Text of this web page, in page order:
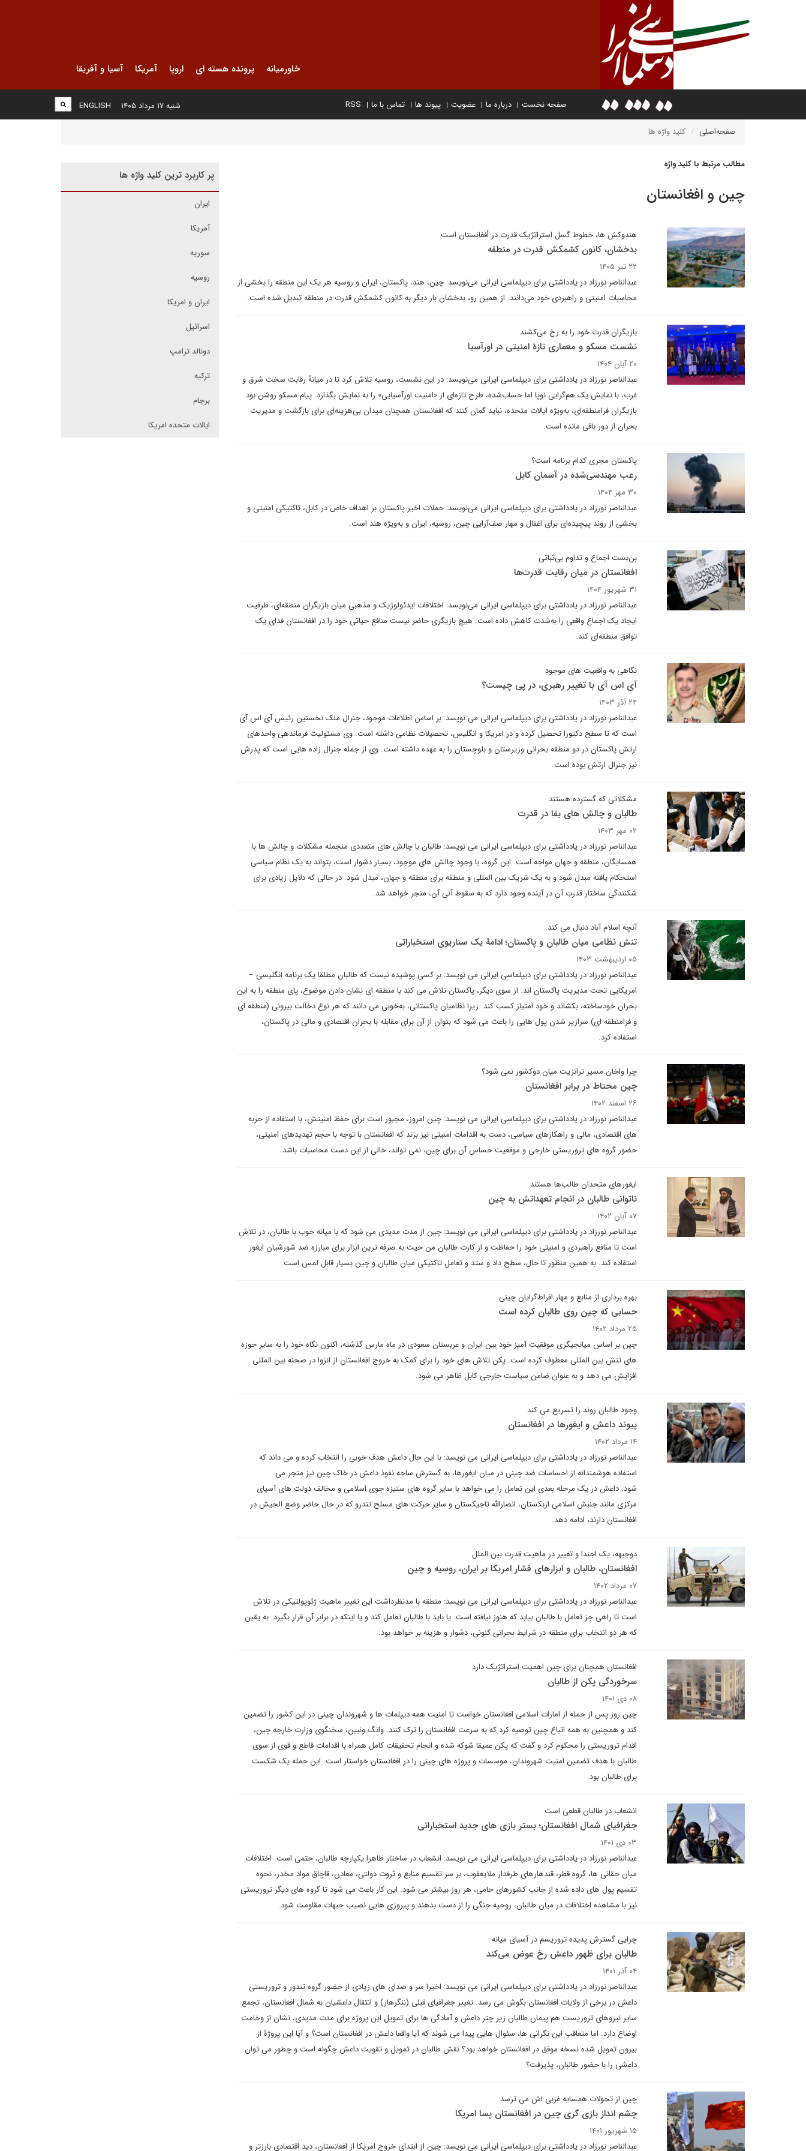
خاورمیانه پرونده هسته ای اروپا آمریکا آسیا و آفریقا
صفحه نخست درباره ما عضویت پیوند ها تماس با ما RSS
ENGLISH شنبه ۱۷ مرداد ۱۴۰۵
صفحه‌اصلی کلید واژه ها
مطالب مرتبط با کلید واژه
چین و افغانستان
هندوکش ها، خطوط گسل استراتژیک قدرت در أفغانستان است
بدخشان، کانون کشمکش قدرت در منطقه
۲۲ تیر ۱۴۰۵
عبدالناصر نورزاد در یادداشتی برای دیپلماسی ایرانی می‌نویسد: چین، هند، پاکستان، ایران و روسیه هر یک این منطقه را بخشی از
محاسبات امنیتی و راهبردی خود می‌دانند. از همین رو، بدخشان بار دیگر به کانون کشمکش قدرت در منطقه تبدیل شده است.
بازیگران قدرت خود را به رخ می‌کشند
نشست مسکو و معماری تازهٔ امنیتی در اورآسیا
۲۰ آبان ۱۴۰۴
عبدالناصر نورزاد در یادداشتی برای دیپلماسی ایرانی می‌نویسد: در این نشست، روسیه تلاش کرد تا در میانهٔ رقابت سخت شرق و
غرب، با نمایش یک هم‌گرایی نوپا اما حساب‌شده، طرح تازه‌ای از «امنیت اورآسیایی» را به نمایش بگذارد. پیام مسکو روشن بود:
بازیگران فرامنطقه‌ای، به‌ویژه ایالات متحده، نباید گمان کنند که افغانستان همچنان میدان بی‌هزینه‌ای برای بازگشت و مدیریت
بحران از دور باقی مانده است.
پاکستان مجری کدام برنامه است؟
رعب مهندسی‌شده در آسمان کابل
۳۰ مهر ۱۴۰۴
عبدالناصر نورزاد در یادداشتی برای دیپلماسی ایرانی می‌نویسد: حملات اخیر پاکستان بر اهداف خاص در کابل، تاکتیکی امنیتی و
بخشی از روند پیچیده‌ای برای اغفال و مهار صف‌آرایی چین، روسیه، ایران و به‌ویژه هند است.
بن‌بست اجماع و تداوم بی‌ثباتی
افغانستان در میان رقابت قدرت‌ها
۳۱ شهریور ۱۴۰۴
عبدالناصر نورزاد در یادداشتی برای دیپلماسی ایرانی می‌نویسد: اختلافات ایدئولوژیک و مذهبی میان بازیگران منطقه‌ای، ظرفیت
ایجاد یک اجماع واقعی را به‌شدت کاهش داده است. هیچ بازیگری حاضر نیست منافع حیاتی خود را در افغانستان فدای یک
توافق منطقه‌ای کند.
نگاهی به واقعیت های موجود
آی اس آی با تغییر رهبری، در پی چیست؟
۲۴ آذر ۱۴۰۳
عبدالناصر نورزاد در یادداشتی برای دیپلماسی ایرانی می نویسد: بر اساس اطلاعات موجود، جنرال ملک نخستین رئیس آی اس آی
است که تا سطح دکتورا تحصیل کرده و در امریکا و انگلیس، تحصیلات نظامی داشته است. وی مسئولیت فرماندهی واحدهای
ارتش پاکستان در دو منطقه بحرانی وزیرستان و بلوچستان را به عهده داشته است. وی از جمله جنرال زاده هایی است که پدرش
نیز جنرال ارتش بوده است.
مشکلاتی که گسترده هستند
طالبان و چالش های بقا در قدرت
۰۲ مهر ۱۴۰۳
عبدالناصر نورزاد در یادداشتی برای دیپلماسی ایرانی می نویسد: طالبان با چالش های متعددی منجمله مشکلات و چالش ها با
همسایگان، منطقه و جهان مواجه است. این گروه، با وجود چالش های موجود، بسیار دشوار است، بتواند به یک نظام سیاسی
استحکام یافته مبدل شود و به یک شریک بین المللی و منطقه برای منطقه و جهان، مبدل شود. در حالی که دلایل زیادی برای
شکنندگی ساختار قدرت آن در آینده وجود دارد که به سقوط آنی آن، منجر خواهد شد.
آنچه اسلام آباد دنبال می کند
تنش نظامی میان طالبان و پاکستان؛ ادامۀ یک سناریوی استخباراتی
۰۵ اردیبهشت ۱۴۰۳
عبدالناصر نورزاد در یادداشتی برای دیپلماسی ایرانی می نویسد: بر کسی پوشیده نیست که طالبان مطلقا یک برنامه انگلیسی –
امریکایی تحت مدیریت پاکستان اند. از سوی دیگر، پاکستان تلاش می کند با منطقه ای نشان دادن موضوع، پای منطقه را به این
بحران خودساخته، بکشاند و خود امتیاز کسب کند. زیرا نظامیان پاکستانی، به‌خوبی می دانند که هر نوع دخالت بیرونی (منطقه ای
و فرامنطقه ای) سرازیر شدن پول هایی را باعث می شود که بتوان از آن برای مقابله با بحران اقتصادی و مالی در پاکستان،
استفاده کرد.
چرا واخان مسیر ترانزیت میان دوکشور نمی شود؟
چین محتاط در برابر افغانستان
۲۶ اسفند ۱۴۰۲
عبدالناصر نورزاد در یادداشتی برای دیپلماسی ایرانی می نویسد: چین امروز، مجبور است برای حفظ امنیتش، با استفاده از حربه
های اقتصادی، مالی و راهکارهای سیاسی، دست به اقدامات امنیتی نیز بزند که افغانستان با توجه با حجم تهدیدهای امنیتی،
حضور گروه های تروریستی خارجی و موقعیت حساس آن برای چین، نمی تواند، خالی از این دست محاسبات باشد.
ایغورهای متحدان طالب‌ها هستند
ناتوانی طالبان در انجام تعهداتش به چین
۰۷ آبان ۱۴۰۲
عبدالناصر نورزاد در یادداشتی برای دیپلماسی ایرانی می نویسد: چین از مدت مدیدی می شود که با میانه خوب با طالبان، در تلاش
است تا منافع راهبردی و امنیتی خود را حفاظت و از کارت طالبان من حیث به صرفه ترین ابزار برای مبارزه ضد شورشیان ایغور
استفاده کند. به همین منظور تا حال، سطح داد و ستد و تعامل تاکتیکی میان طالبان و چین بسیار قابل لمس است.
بهره برداری از منابع و مهار افراط‌گرایان چینی
حسابی که چین روی طالبان کرده است
۲۵ مرداد ۱۴۰۲
چین بر اساس میانجیگری موفقیت آمیز خود بین ایران و عربستان سعودی در ماه مارس گذشته، اکنون نگاه خود را به سایر حوزه
های تنش بین المللی معطوف کرده است. پکن تلاش های خود را برای کمک به خروج افغانستان از انزوا در صحنه بین المللی
افزایش می دهد و به عنوان ضامن سیاست خارجی کابل ظاهر می شود.
وجود طالبان روند را تسریع می کند
پیوند داعش و ایغورها در افغانستان
۱۴ مرداد ۱۴۰۲
عبدالناصر نورزاد در یادداشتی برای دیپلماسی ایرانی می نویسد: با این حال داعش هدف خوبی را انتخاب کرده و می داند که
استفاده هوشمندانه از احساسات ضد چینی در میان ایغورها، به گسترش ساحه نفوذ داعش در خاک چین نیز منجر می
شود. داعش در یک مرحله بعدی این تعامل را می خواهد با سایر گروه های ستیزه جوی اسلامی و مخالف دولت های آسیای
مرکزی مانند جنبش اسلامی ازبکستان، انصارالله تاجیکستان و سایر حرکت های مسلح تندرو که در حال حاضر وضع الجیش در
افغانستان دارند، ادامه دهد.
دوجبهه، یک اجندا و تغییر در ماهیت قدرت بین الملل
افغانستان، طالبان و ابزارهای فشار امریکا بر ایران، روسیه و چین
۰۷ مرداد ۱۴۰۲
عبدالناصر نورزاد در یادداشتی برای دیپلماسی ایرانی می نویسد: منطقه با مدنظرداشت این تغییر ماهیت ژئوپولتیکی در تلاش
است تا راهی جز تعامل با طالبان بیابد که هنوز نیافته است. یا باید با طالبان تعامل کند و یا اینکه در برابر آن قرار بگیرد. به یقین
که هر دو انتخاب برای منطقه در شرایط بحرانی کنونی، دشوار و هزینه بر خواهد بود.
افغانستان همچنان برای چین اهمیت استراتژیک دارد
سرخوردگی پکن از طالبان
۰۸ دی ۱۴۰۱
چین روز پس از حمله از امارات اسلامی افغانستان خواست تا امنیت همه دیپلمات ها و شهروندان چینی در این کشور را تضمین
کند و همچنین به همه اتباع چین توصیه کرد که به سرعت افغانستان را ترک کنند. وانگ ونبین، سخنگوی وزارت خارجه چین،
اقدام تروریستی را محکوم کرد و گفت که پکن عمیقا شوکه شده و انجام تحقیقات کامل همراه با اقدامات قاطع و قوی از سوی
طالبان با هدف تضمین امنیت شهروندان، موسسات و پروژه های چینی را در افغانستان خواستار است. این حمله یک شکست
برای طالبان بود.
انشعاب در طالبان قطعی است
جغرافیای شمال افغانستان؛ بستر بازی های جدید استخباراتی
۰۳ دی ۱۴۰۱
عبدالناصر نورزاد در یادداشتی برای دیپلماسی ایرانی می نویسد: انشعاب در ساختار ظاهرا یکپارچه طالبان، حتمی است. اختلافات
میان حقانی ها، گروه قطر، قندهارهای طرفدار ملایعقوب، بر سر تقسیم منابع و ثروت دولتی، معادن، قاچاق مواد مخدر، نحوه
تقسیم پول های داده شده از جانب کشورهای حامی، هر روز بیشتر می شود. این کار باعث می شود تا گروه های دیگر تروریستی
نیز با مشاهده اختلافات در میان طالبان، روحیه جنگی را از دست بدهند و پیروزی هایی نصیب جبهات مقاومت شود.
چرایی گسترش پدیده تروریسم در آسیای میانه
طالبان برای ظهور داعش رخ عوض می‌کند
۰۴ آذر ۱۴۰۱
عبدالناصر نورزاد در یادداشتی برای دیپلماسی ایرانی می نویسد: اخیرا سر و صدای های زیادی از حضور گروه تندور و تروریستی
داعش در برخی از ولایات افغانستان بگوش می رسد. تغییر جغرافیای قبلی (ننگرهار) و انتقال داعشیان به شمال افغانستان، تجمع
سایر نیروهای تروریست هم پیمان طالبان زیر چتر داعش و آمادگی ها برای تمویل این پروژه برای مدت مدیدی، نشان از وخامت
اوضاع دارد. اما متعاقب این نگرانی ها، سئوال هایی پیدا می شوند که آیا واقعا داعش در افغانستان است؟ و آیا این پروژۀ از
بیرون تمویل شده نسخه موفق در افغانستان خواهد بود؟ نقش طالبان در تمویل و تقویت داعش چگونه است و چطور می توان
داعشی را با حضور طالبان، پذیرفت؟
چین از تحولات همسایه غربی اش می ترسد
چشم انداز بازی گری چین در افغانستان پسا امریکا
۱۵ شهریور ۱۴۰۱
عبدالناصر نورزاد در یادداشتی برای دیپلماسی ایرانی می نویسد: چین از ابتدای خروج امریکا از افغانستان، دید اقتصادی بارزتر و
پر کاربرد ترین کلید واژه ها
ایران
آمریکا
سوریه
روسیه
ایران و امریکا
اسرائیل
دونالد ترامپ
ترکیه
برجام
ایالات متحده امریکا